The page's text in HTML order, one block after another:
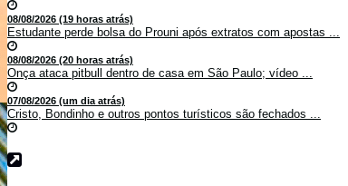
08/08/2026 (19 horas atrás)
Estudante perde bolsa do Prouni após extratos com apostas ...
08/08/2026 (20 horas atrás)
Onça ataca pitbull dentro de casa em São Paulo; vídeo ...
07/08/2026 (um dia atrás)
Cristo, Bondinho e outros pontos turísticos são fechados ...